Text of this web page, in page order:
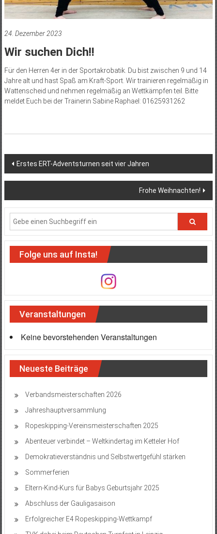
24. Dezember 2023
Wir suchen Dich!!
Für den Herren 4er in der Sportakrobatik. Du bist zwischen 9 und 14
Jahre alt und hast Spaß am Kraft-Sport. Wir trainieren regelmäßig in
Wattenscheid und nehmen regelmäßig an Wettkämpfen teil. Bitte
meldet Euch bei der Trainerin Sabine Raphael: 01625931262
Beitragsnavigation
Erstes ERT-Adventsturnen seit vier Jahren
Frohe Weihnachten!
Folge uns auf Insta!
Veranstaltungen
Keine bevorstehenden Veranstaltungen
Neueste Beiträge
Verbandsmeisterschaften 2026
Jahreshauptversammlung
Ropeskipping-Vereinsmeisterschaften 2025
Abenteuer verbindet – Weltkindertag im Ketteler Hof
Demokratieverständnis und Selbstwertgefühl stärken
Sommerferien
Eltern-Kind-Kurs für Babys Geburtsjahr 2025
Abschluss der Gauligasaison
Erfolgreicher E4 Ropeskipping-Wettkampf